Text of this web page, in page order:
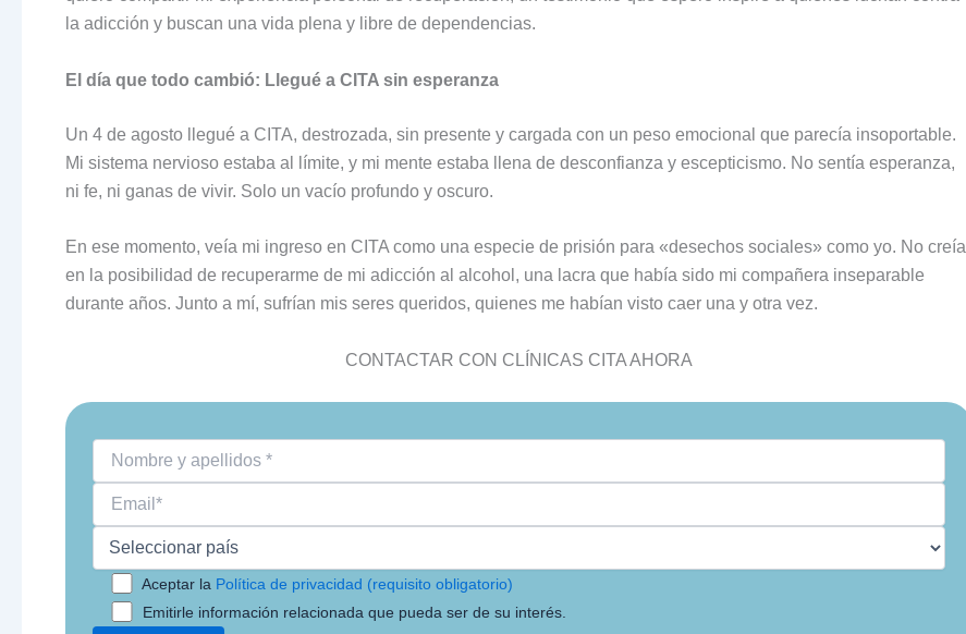
la adicción y buscan una vida plena y libre de dependencias.
El día que todo cambió: Llegué a CITA sin esperanza
Un 4 de agosto llegué a CITA, destrozada, sin presente y cargada con un peso emocional que parecía insoportable.
Mi sistema nervioso estaba al límite, y mi mente estaba llena de desconfianza y escepticismo. No sentía esperanza,
ni fe, ni ganas de vivir. Solo un vacío profundo y oscuro.
En ese momento, veía mi ingreso en CITA como una especie de prisión para «desechos sociales» como yo. No creía
en la posibilidad de recuperarme de mi adicción al alcohol, una lacra que había sido mi compañera inseparable
durante años. Junto a mí, sufrían mis seres queridos, quienes me habían visto caer una y otra vez.
CONTACTAR CON CLÍNICAS CITA AHORA
Aceptar la Política de privacidad (requisito obligatorio)
Emitirle información relacionada que pueda ser de su interés.